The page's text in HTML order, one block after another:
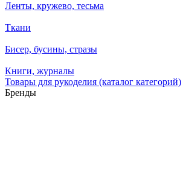
Ленты, кружево, тесьма
Ткани
Бисер, бусины, стразы
Книги, журналы
Товары для рукоделия (каталог категорий)
Бренды